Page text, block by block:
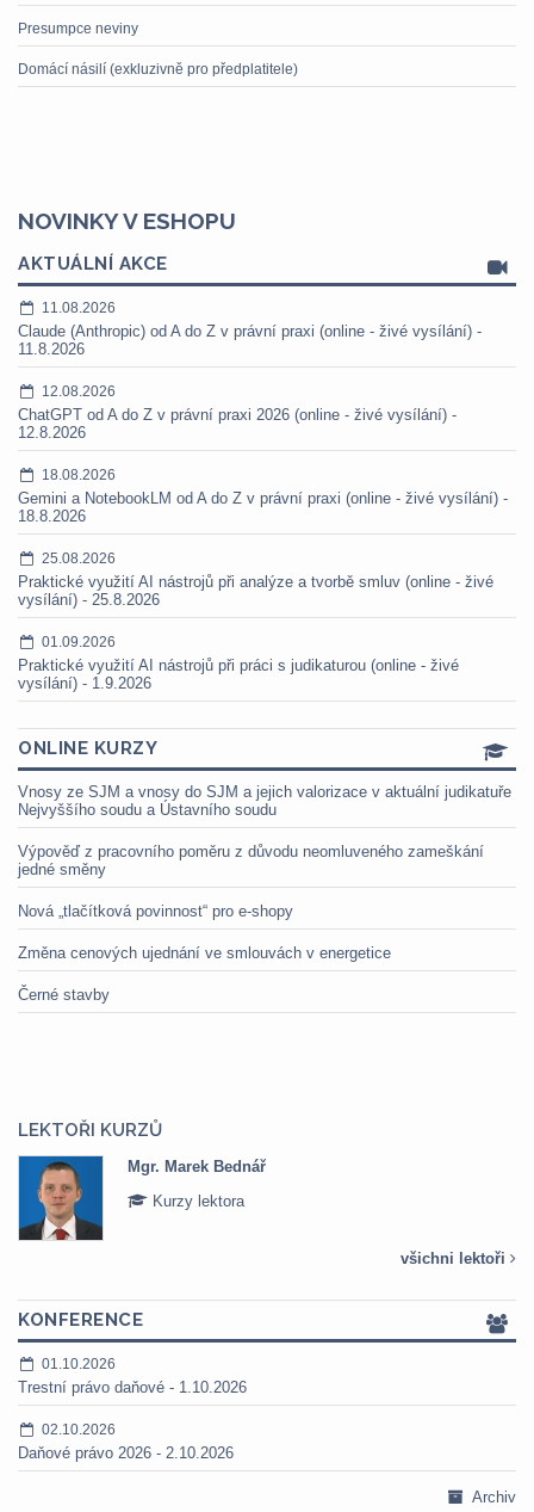
Presumpce neviny
Domácí násilí (exkluzivně pro předplatitele)
NOVINKY V ESHOPU
AKTUÁLNÍ AKCE
11.08.2026
Claude (Anthropic) od A do Z v právní praxi (online - živé vysílání) -
11.8.2026
12.08.2026
ChatGPT od A do Z v právní praxi 2026 (online - živé vysílání) -
12.8.2026
18.08.2026
Gemini a NotebookLM od A do Z v právní praxi (online - živé vysílání) -
18.8.2026
25.08.2026
Praktické využití AI nástrojů při analýze a tvorbě smluv (online - živé
vysílání) - 25.8.2026
01.09.2026
Praktické využití AI nástrojů při práci s judikaturou (online - živé
vysílání) - 1.9.2026
ONLINE KURZY
Vnosy ze SJM a vnosy do SJM a jejich valorizace v aktuální judikatuře
Nejvyššího soudu a Ústavního soudu
Výpověď z pracovního poměru z důvodu neomluveného zameškání
jedné směny
Nová „tlačítková povinnost“ pro e-shopy
Změna cenových ujednání ve smlouvách v energetice
Černé stavby
LEKTOŘI KURZŮ
Mgr. Marek Bednář
Kurzy lektora
všichni lektoři
KONFERENCE
01.10.2026
Trestní právo daňové - 1.10.2026
02.10.2026
Daňové právo 2026 - 2.10.2026
Archiv